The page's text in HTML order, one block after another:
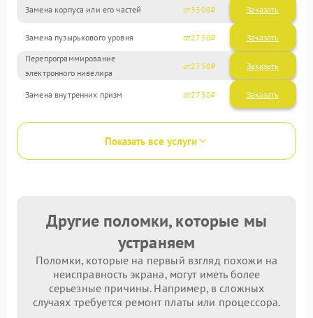
Замена корпуса или его частей 3300
Замена пузырькового уровня 2750
Перепрограммирование
электронного нивелира
2750
Замена внутренних призм 2750
Показать все услуги
Другие поломки, которые мы
устраняем
Поломки, которые на первый взгляд похожи на
неисправность экрана, могут иметь более
серьезные причины. Например, в сложных
случаях требуется ремонт платы или процессора.